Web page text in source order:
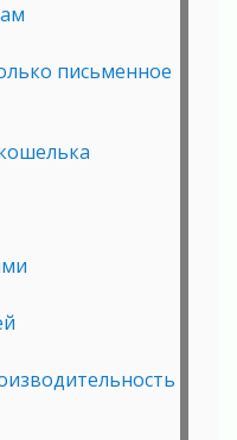
письменное